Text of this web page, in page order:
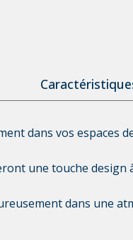
dans vos espaces
une touche design
dans une